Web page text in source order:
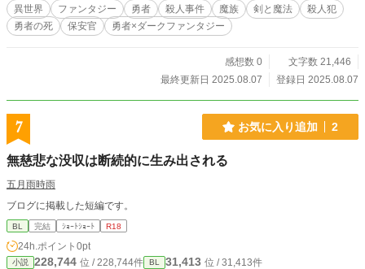
異世界 ファンタジー 勇者 殺人事件 魔族 剣と魔法
殺人犯
勇者の死
保安官 勇者×ダークファンタジー
感想数 0
文字数 21,446
最終更新日 2025.08.07
登録日 2025.08.07
7 お気に入り追加 2
無慈悲な没収は断続的に生み出される
五月雨時雨
ブログに掲載した短編です。
BL 完結 ｼｮｰﾄｼｮｰﾄ R18
24h.ポイント 0pt
小説 228,744 位 / 228,744件 BL 31,413 位 / 31,413件